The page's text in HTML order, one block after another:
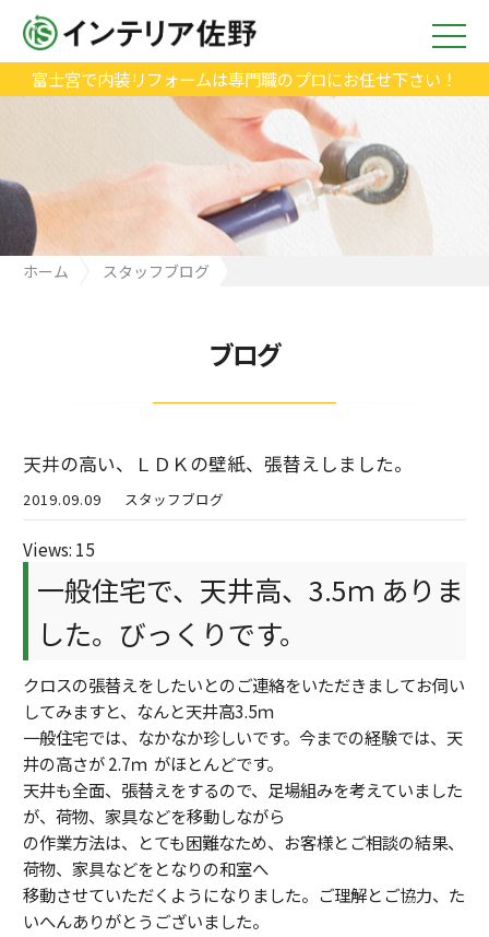
富士宮で内装リフォームは専門職のプロにお任せ下さい！
ホーム
スタッフブログ
ブログ
天井の高い、ＬＤＫの壁紙、張替えしました。
2019.09.09 スタッフブログ
Views: 15
一般住宅で、天井高、3.5ｍ ありま
した。びっくりです。
クロスの張替えをしたいとのご連絡をいただきましてお伺い
してみますと、なんと天井高3.5ｍ
一般住宅では、なかなか珍しいです。今までの経験では、天
井の高さが 2.7ｍ がほとんどです。
天井も全面、張替えをするので、足場組みを考えていました
が、荷物、家具などを移動しながら
の作業方法は、とても困難なため、お客様とご相談の結果、
荷物、家具などをとなりの和室へ
移動させていただくようになりました。ご理解とご協力、た
いへんありがとうございました。